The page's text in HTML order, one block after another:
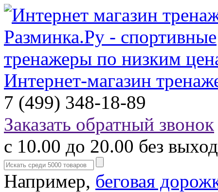
Интернет-магазин
7 (499) 348-18-89
Заказать обратный звонок
с 10.00 до 20.00 без
Например, беговая